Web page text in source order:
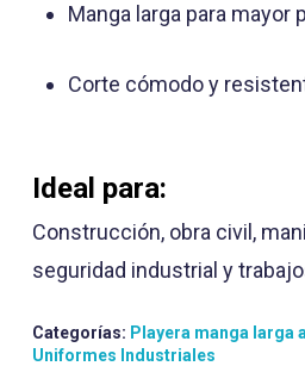
Manga larga para mayor
Corte cómodo y
Ideal para:
Construcción, obra civil,
seguridad industrial y
Categorías: Playera manga larga
Uniformes Industriales